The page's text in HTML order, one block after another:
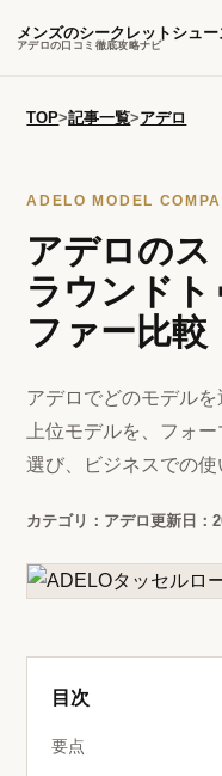
メンズのシークレットシュー
アデロの口コミ徹底攻略ナビ
TOP>記事一覧>アデロ
ADELO MODEL
アデロのス
ラウンド
ファー比較
アデロでどのモデル
上位モデルを、フォ
選び、ビジネスでの使
カテゴリ：アデロ更新日：
目次
要点